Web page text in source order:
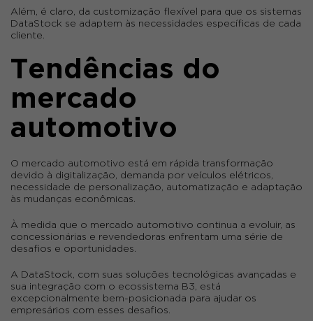
Além, é claro, da customização flexível para que os sistemas
DataStock se adaptem às necessidades específicas de cada
cliente.
Tendências do
mercado
automotivo
O mercado automotivo está em rápida transformação
devido à digitalização, demanda por veículos elétricos,
necessidade de personalização, automatização e adaptação
às mudanças econômicas.
À medida que o mercado automotivo continua a evoluir, as
concessionárias e revendedoras enfrentam uma série de
desafios e oportunidades.
A DataStock, com suas soluções tecnológicas avançadas e
sua integração com o ecossistema B3, está
excepcionalmente bem-posicionada para ajudar os
empresários com esses desafios.